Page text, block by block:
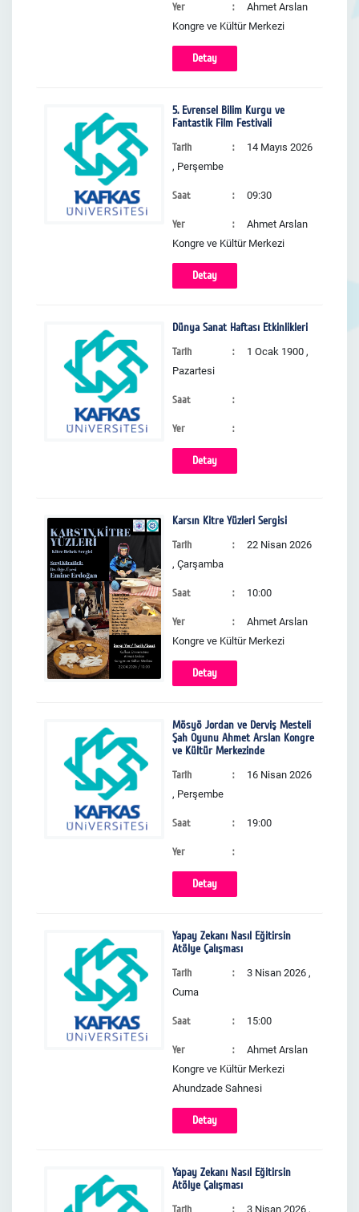
Yer
Ahmet Arslan
Kongre ve Kültür Merkezi
Detay
5. Evrensel Bilim Kurgu ve
Fantastik Film Festivali
Tarih
14 Mayıs 2026
, Perşembe
Saat 09:30
Yer
Ahmet Arslan
Kongre ve Kültür Merkezi
Detay
Dünya Sanat Haftası Etkinlikleri
Tarih
1 Ocak 1900 ,
Pazartesi
Saat
Yer
Detay
Karsın Kitre Yüzleri Sergisi
Tarih
22 Nisan 2026
, Çarşamba
Saat 10:00
Yer
Ahmet Arslan
Kongre ve Kültür Merkezi
Detay
Mösyö Jordan ve Derviş Mesteli
Şah Oyunu Ahmet Arslan Kongre
ve Kültür Merkezinde
Tarih
16 Nisan 2026
, Perşembe
Saat 19:00
Yer
Detay
Yapay Zekanı Nasıl Eğitirsin
Atölye Çalışması
Tarih
3 Nisan 2026 ,
Cuma
Saat 15:00
Yer
Ahmet Arslan
Kongre ve Kültür Merkezi
Ahundzade Sahnesi
Detay
Yapay Zekanı Nasıl Eğitirsin
Atölye Çalışması
3 Nisan 2026 ,